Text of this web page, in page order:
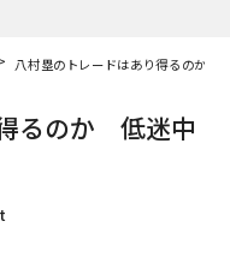
八村塁のトレードはあり得るのか
るのか 低迷中